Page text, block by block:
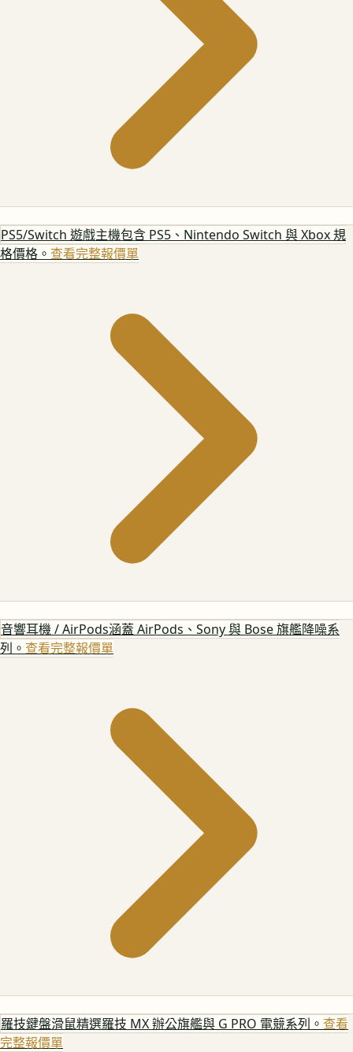
PS5/Switch 遊戲主機包含 PS5、Nintendo Switch 與 Xbox 規
格價格。 查看完整報價單
音響耳機 / AirPods涵蓋 AirPods、Sony 與 Bose 旗艦降噪系
列。 查看完整報價單
羅技鍵盤滑鼠精選羅技 MX 辦公旗艦與 G PRO 電競系列。 查看
完整報價單